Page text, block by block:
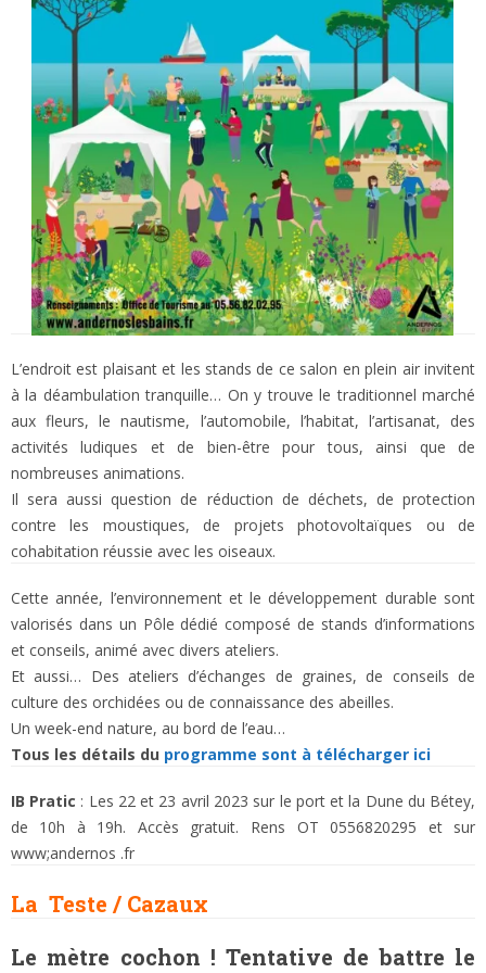
L’endroit est plaisant et les stands de ce salon en plein air invitent
à la déambulation tranquille… On y trouve le traditionnel marché
aux fleurs, le nautisme, l’automobile, l’habitat, l’artisanat, des
activités ludiques et de bien-être pour tous, ainsi que de
nombreuses animations.
Il sera aussi question de réduction de déchets, de protection
contre les moustiques, de projets photovoltaïques ou de
cohabitation réussie avec les oiseaux.
Cette année, l’environnement et le développement durable sont
valorisés dans un Pôle dédié composé de stands d’informations
et conseils, animé avec divers ateliers.
Et aussi… Des ateliers d’échanges de graines, de conseils de
culture des orchidées ou de connaissance des abeilles.
Un week-end nature, au bord de l’eau…
Tous les détails du programme sont à télécharger ici
IB Pratic : Les 22 et 23 avril 2023 sur le port et la Dune du Bétey,
de 10h à 19h. Accès gratuit. Rens OT 0556820295 et sur
www;andernos .fr
La Teste / Cazaux
Le mètre cochon ! Tentative de battre le